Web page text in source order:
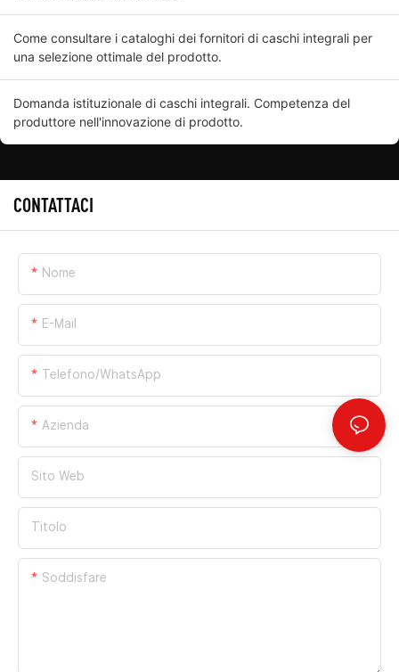
Come consultare i cataloghi dei fornitori di caschi integrali per
una selezione ottimale del prodotto.
Domanda istituzionale di caschi integrali. Competenza del
produttore nell'innovazione di prodotto.
CONTATTACI
Nome
E-Mail
Telefono/WhatsApp
Azienda
Sito Web
Titolo
Soddisfare